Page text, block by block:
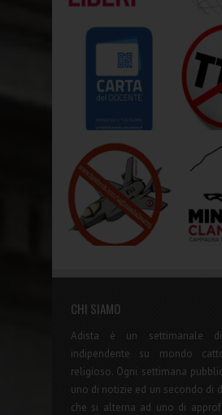
CHI SIAMO
Adista è un settimanale di
indipendente su mondo
religioso. Ogni settimana
uno di notizie ed un secondo di
che si alterna ad uno di